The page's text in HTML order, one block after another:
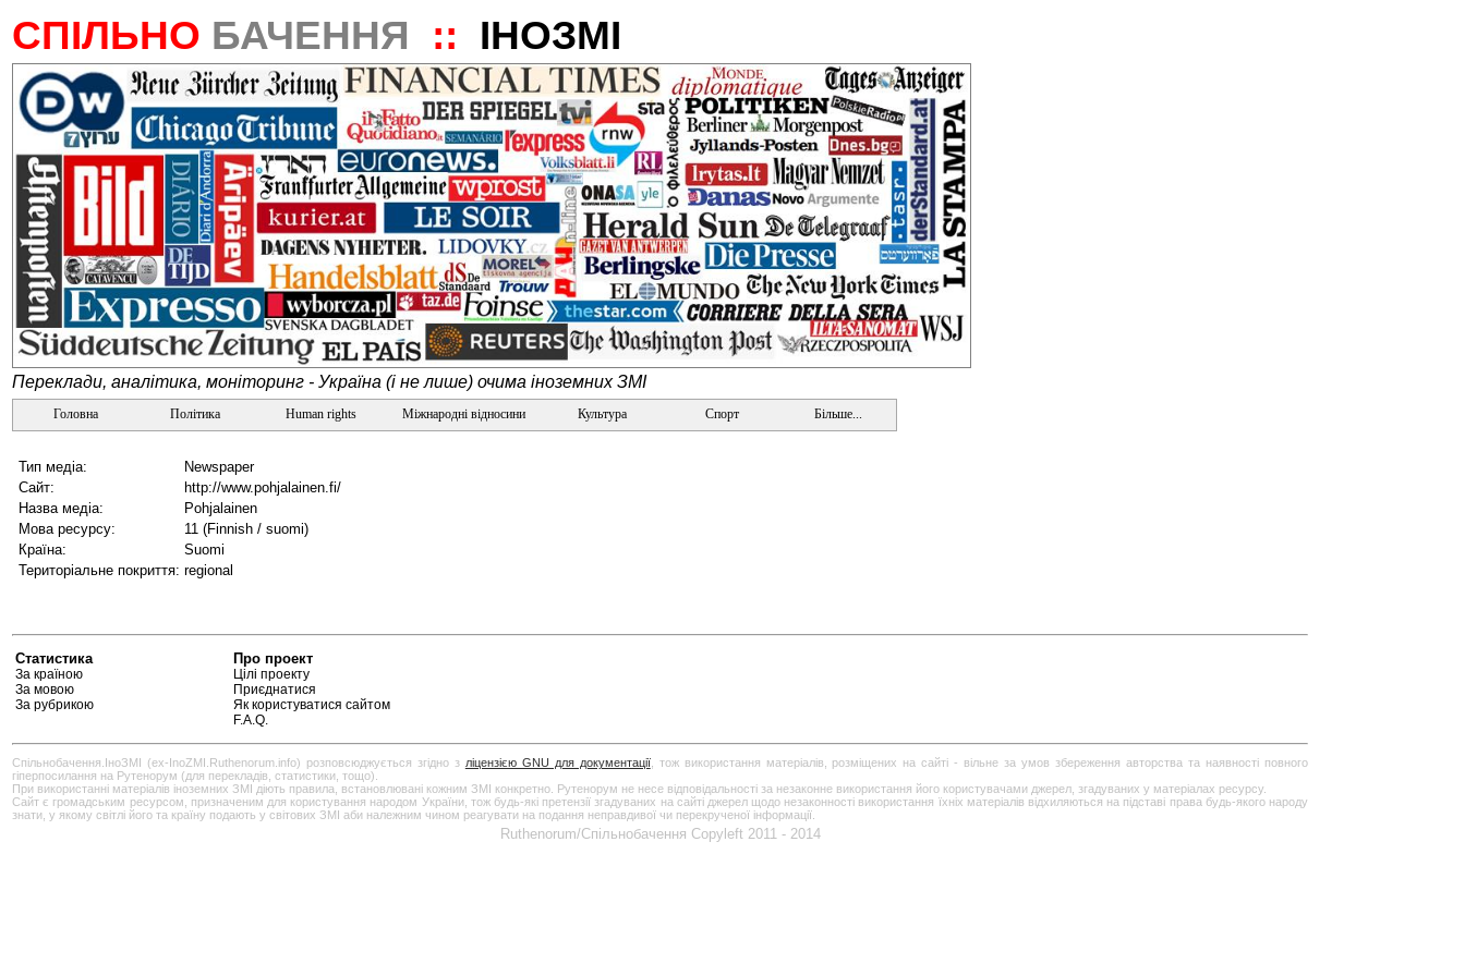
СПІЛЬНО БАЧЕННЯ :: ІНОЗМІ
Переклади, аналітика, моніторинг - Україна (і не лише) очима іноземних ЗМІ
Головна Політика Human rights Міжнародні відносини Культура Спорт Більше...
Тип медіа:
Newspaper
Сайт:
http://www.pohjalainen.fi/
Назва медіа:
Pohjalainen
Мова ресурсу:
11 (Finnish / suomi)
Країна:
Suomi
Територіальне покриття: regional
Статистика
За країною
За мовою
За рубрикою
Про проект
Цілі проекту
Приєднатися
Як користуватися сайтом
F.A.Q.
Спільнобачення.ІноЗМІ (ex-InoZMI.Ruthenorum.info) розповсюджується згідно з ліцензією GNU для документації, тож використання матеріалів, розміщених на сайті - вільне за умов збереження авторства та наявності повного
гіперпосилання на Рутенорум (для перекладів, статистики, тощо).
При використанні матеріалів іноземних ЗМІ діють правила, встановлювані кожним ЗМІ конкретно. Рутенорум не несе відповідальності за незаконне використання його користувачами джерел, згадуваних у матеріалах ресурсу.
Сайт є громадським ресурсом, призначеним для користування народом України, тож будь-які претензії згадуваних на сайті джерел щодо незаконності використання їхніх матеріалів відхиляються на підставі права будь-якого народу
знати, у якому світлі його та країну подають у світових ЗМІ аби належним чином реагувати на подання неправдивої чи перекрученої інформації.
Ruthenorum/Спільнобачення Copyleft 2011 - 2014